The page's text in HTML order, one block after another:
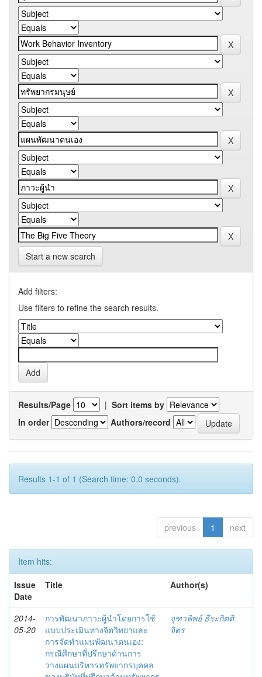
Start a new search
Add filters:
Use filters to refine the search results.
Results/Page | Sort items by
In order
Authors/record
Results 1-1 of 1 (Search time: 0.0 seconds).
previous 1 next
Item hits:
Issue
Date
Title Author(s)
2014-
05-20
การพัฒนาภาวะผู้นำโดยการใช้
แบบประเมินทางจิตวิทยาและ
การจัดทำแผนพัฒนาตนเอง:
กรณีศึกษาที่ปรึกษาด้านการ
วางแผนบริหารทรัพยากรบุคคล
จุฑาพิพย์ ธีระกิตติ
จิตร